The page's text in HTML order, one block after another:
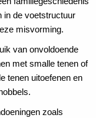
in de voetstructuur
misvorming.
van onvoldoende
met smalle tenen of
tenen uitoefenen en
zoals